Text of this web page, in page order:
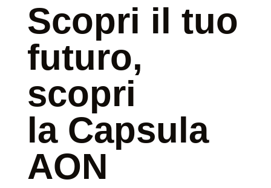
Scopri il tuo
futuro,
scopri
la Capsula
AON